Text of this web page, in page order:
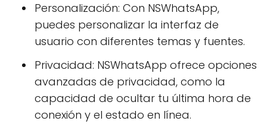
Personalización: Con NSWhatsApp,
puedes personalizar la interfaz de
usuario con diferentes temas y fuentes.
Privacidad: NSWhatsApp ofrece opciones
avanzadas de privacidad, como la
capacidad de ocultar tu última hora de
conexión y el estado en línea.